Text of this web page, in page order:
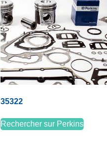
35322
Rechercher sur Perkins